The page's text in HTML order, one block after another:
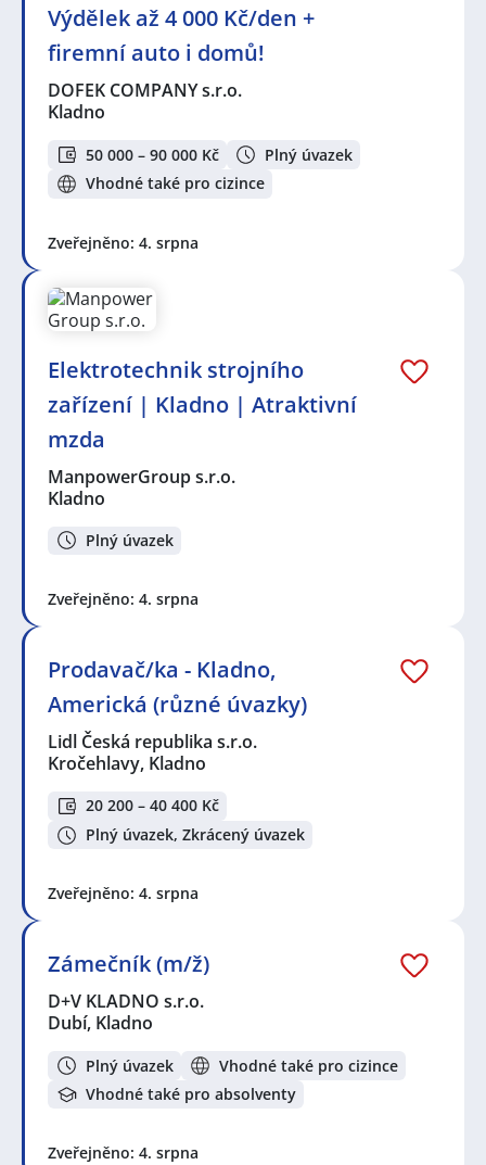
Výdělek až 4 000 Kč/den +
firemní auto i domů!
DOFEK COMPANY s.r.o.
Kladno
50 000 – 90 000 Kč
Plný úvazek
Vhodné také pro cizince
Zveřejněno: 4. srpna
Elektrotechnik strojního
zařízení | Kladno | Atraktivní
mzda
ManpowerGroup s.r.o.
Kladno
Plný úvazek
Zveřejněno: 4. srpna
Prodavač/ka - Kladno,
Americká (různé úvazky)
Lidl Česká republika s.r.o.
Kročehlavy, Kladno
20 200 – 40 400 Kč
Plný úvazek, Zkrácený úvazek
Zveřejněno: 4. srpna
Zámečník (m/ž)
D+V KLADNO s.r.o.
Dubí, Kladno
Plný úvazek
Vhodné také pro cizince
Vhodné také pro absolventy
Zveřejněno: 4. srpna